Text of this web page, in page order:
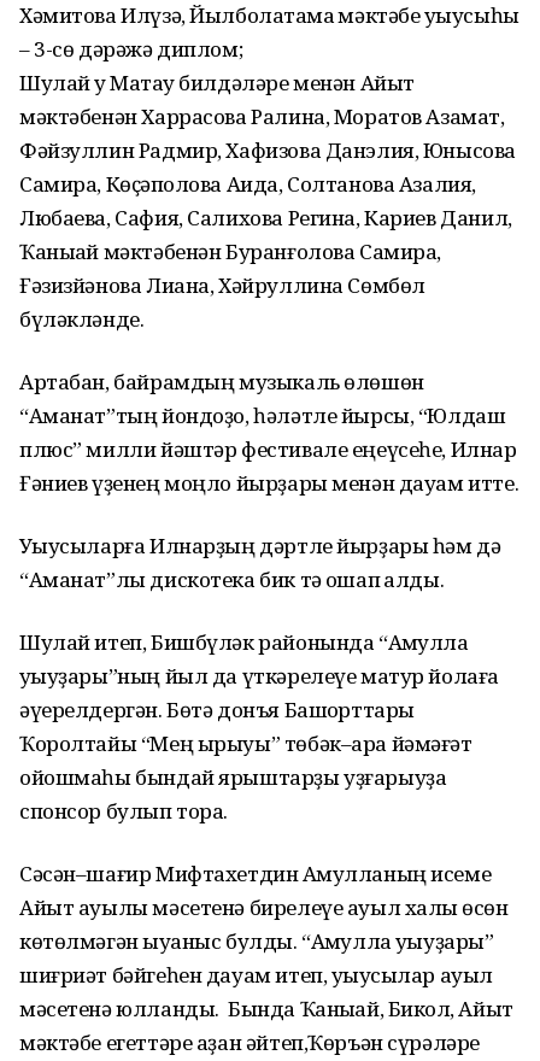
Хәмитова Илүзә, Йылболаҡтамаҡ мәктәбе уҡыусыһы
– 3-сө дәрәжә диплом;
Шулай уҡ Маҡтау билдәләре менән Айыт
мәктәбенән Харрасова Ралина, Моратов Азамат,
Фәйзуллин Радмир, Хафизова Данэлия, Юнысова
Самира, Көҫәпҡолова Аида, Солтанова Азалия,
Любаева, Сафия, Салихова Регина, Кариев Данил,
Ҡаныҡай мәктәбенән Буранғолова Самира,
Ғәзизйәнова Лиана, Хәйруллина Сөмбөл
бүләкләнде.
Артабан, байрамдың музыкаль өлөшөн
“Аманат”тың йондоҙо, һәләтле йырсы, “Юлдаш
плюс” милли йәштәр фестивале еңеүсеһе, Илнар
Ғәниев үҙенең моңло йырҙары менән дауам итте.
Уҡыусыларға Илнарҙың дәртле йырҙары һәм дә
“Аманат”лы дискотека бик тә оҡшап ҡалды.
Шулай итеп, Бишбүләк районында “Аҡмулла
уҡыуҙары”ның йыл да үткәрелеүе матур йолаға
әүерелдергән. Бөтә донъя Башҡорттары
Ҡоролтайы “Мең ырыуы” төбәк–ара йәмәғәт
ойошмаһы бындай ярыштарҙы уҙғарыуҙа
спонсор булып тора.
Сәсән–шағир Мифтахетдин Аҡмулланың исеме
Айыт ауылы мәсетенә бирелеүе ауыл халҡы өсөн
көтөлмәгән ҡыуаныс булды. “Аҡмулла уҡыуҙары”
шиғриәт бәйгеһен дауам итеп, уҡыусылар ауыл
мәсетенә юлланды. Бында Ҡаныҡай, Бикҡол, Айыт
мәктәбе егеттәре аҙан әйтеп,Ҡөръән сүрәләре